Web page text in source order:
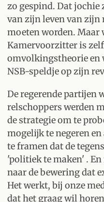
zo gespind. Dat jochie
van zijn leven van zijn
moeten worden. Maar
Kamervoorzitter is
omvolkingstheorie en
NSB-speldje op zijn
De regerende partijen
relschoppers werden
de strategie om te
mogelijk te negeren
te framen dat de
'politiek te maken' .
naar de bewering dat
Het werkt, bij onze
dat het graag wil